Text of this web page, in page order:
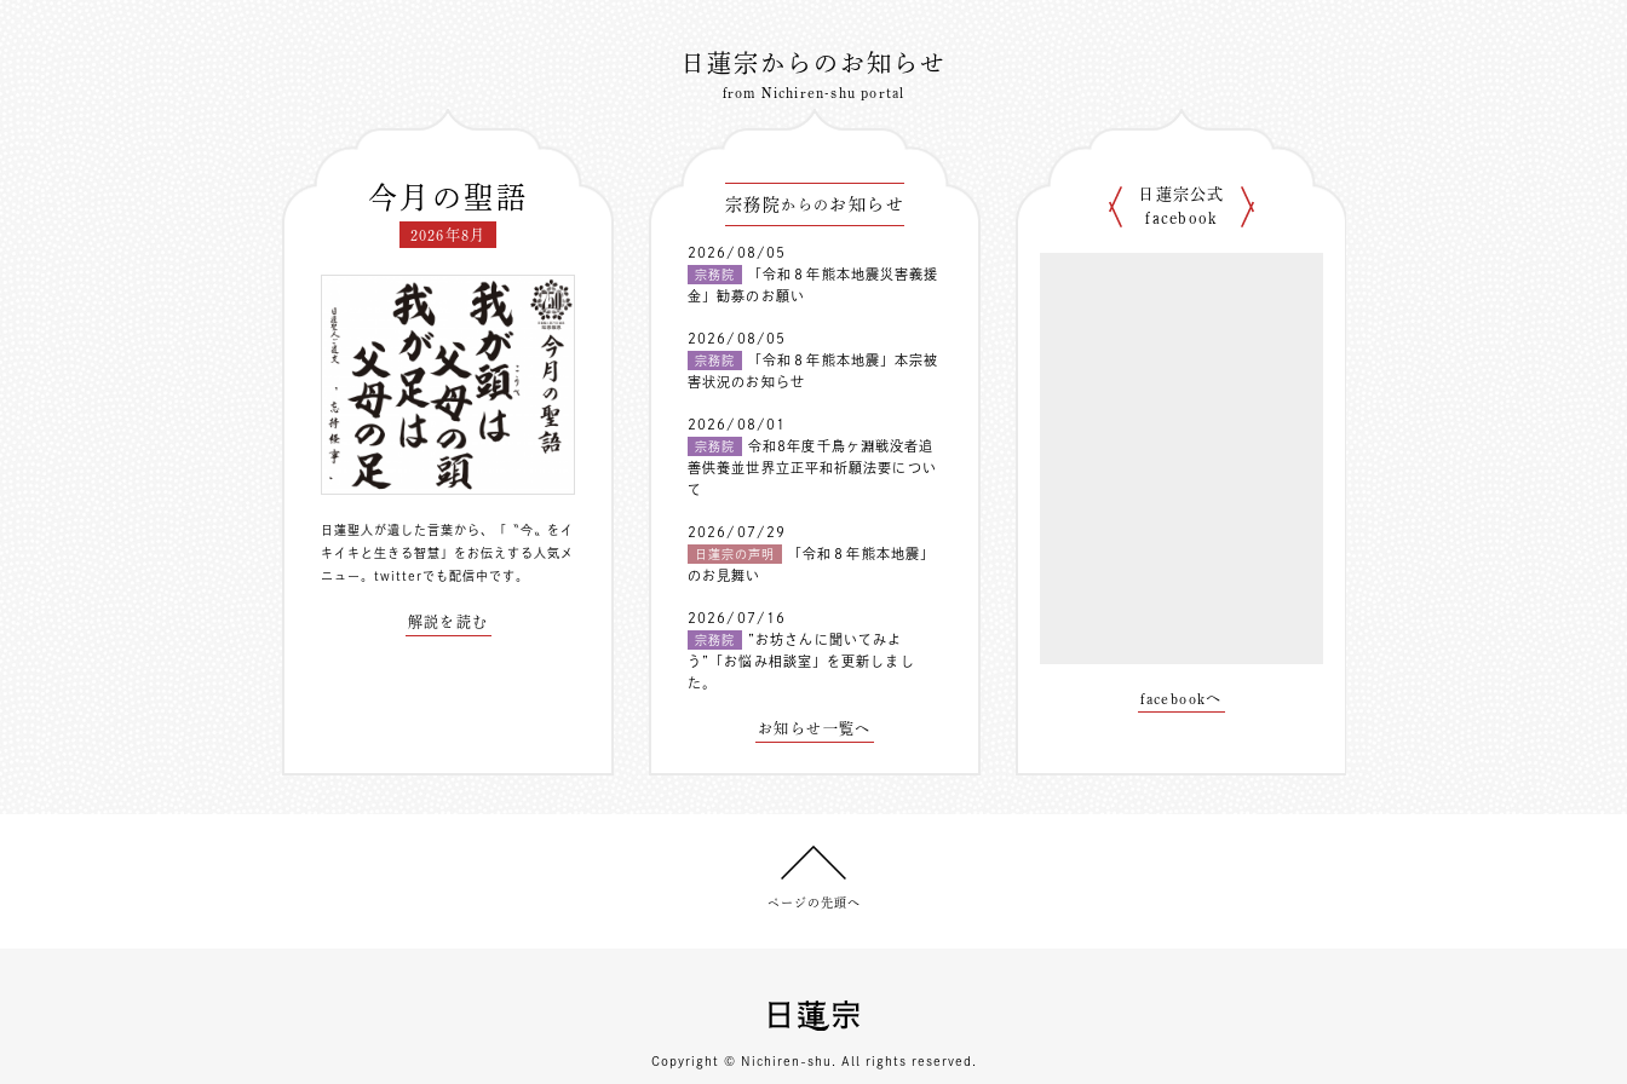
日蓮宗からのお知らせ
from Nichiren-shu portal
今月の聖語
2026年8月
日蓮聖人が遺した言葉から、「〝今〟をイ
キイキと生きる智慧」をお伝えする人気メ
ニュー。 twitterでも配信中 です。
解説を読む
宗務院からの お知らせ
2026/08/05
宗務院
「令和８年熊本地震災害義援
金」勧募のお願い
2026/08/05
宗務院
「令和８年熊本地震」本宗被
害状況のお知らせ
2026/08/01
宗務院
令和8年度千鳥ヶ淵戦没者追
善供養並世界立正平和祈願法要につい
て
2026/07/29
日蓮宗の声明
「令和８年熊本地震」
のお見舞い
2026/07/16
宗務院
”お坊さんに聞いてみよ
う”「お悩み相談室」を更新しまし
た。
お知らせ一覧へ
日蓮宗公式
facebook
facebookへ
ページの先頭へ
Copyright © Nichiren-shu. All rights reserved.